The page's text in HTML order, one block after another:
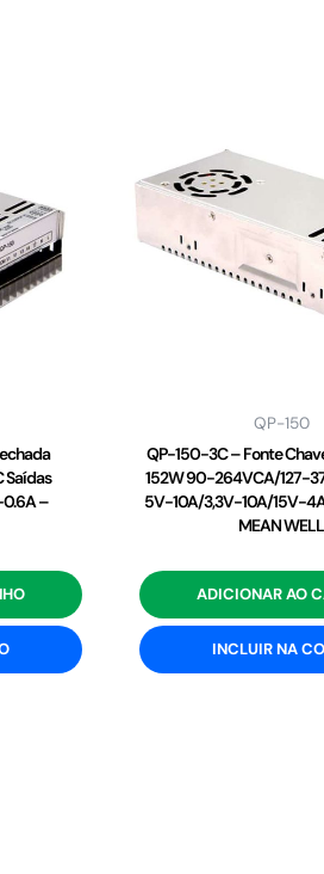
–
QP-150
QP-150-3C – Fonte
152W 90-264VCA/127-
5V-10A/3,3V-10A/15V-
MEAN WELL
ADICIONAR AO
INCLUIR NA